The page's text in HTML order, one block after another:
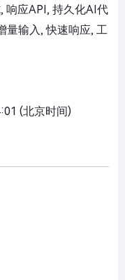
响应API, 持久化AI代
量输入, 快速响应, 工
(北京时间)